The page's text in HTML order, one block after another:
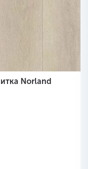
Norland